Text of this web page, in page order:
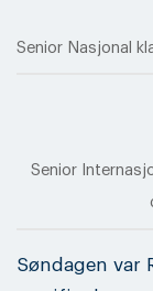
Senior Nasjonal
Senior
Søndagen var